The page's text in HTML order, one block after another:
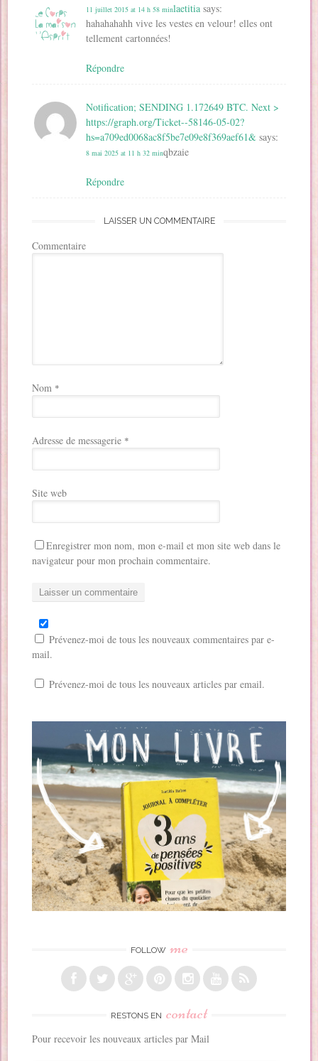
laetitia says:
11 juillet 2015 at 14 h 58 min
hahahahahh vive les vestes en velour! elles ont
tellement cartonnées!
Répondre
Notification; SENDING 1.172649 BTC. Next >
https://graph.org/Ticket--58146-05-02?
hs=a709ed0068ac8f5be7e09e8f369aef61& says:
8 mai 2025 at 11 h 32 minqbzaie
Répondre
LAISSER UN COMMENTAIRE
Commentaire
Nom *
Adresse de messagerie *
Site web
Enregistrer mon nom, mon e-mail et mon site web dans le
navigateur pour mon prochain commentaire.
Prévenez-moi de tous les nouveaux commentaires par e-
mail.
Prévenez-moi de tous les nouveaux articles par email.
FOLLOW me
RESTONS EN contact
Pour recevoir les nouveaux articles par Mail